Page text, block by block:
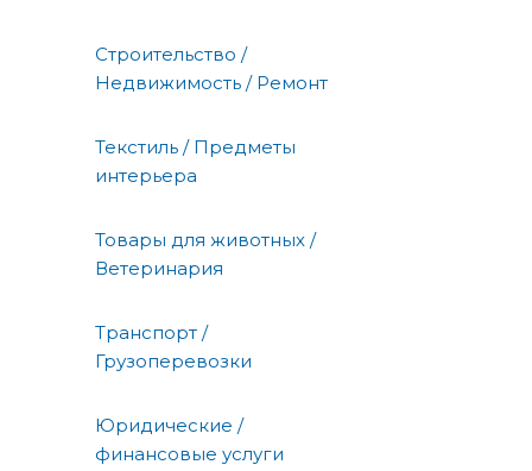
Строительство /
Недвижимость / Ремонт
Текстиль / Предметы
интерьера
Товары для животных /
Ветеринария
Транспорт /
Грузоперевозки
Юридические /
финансовые услуги